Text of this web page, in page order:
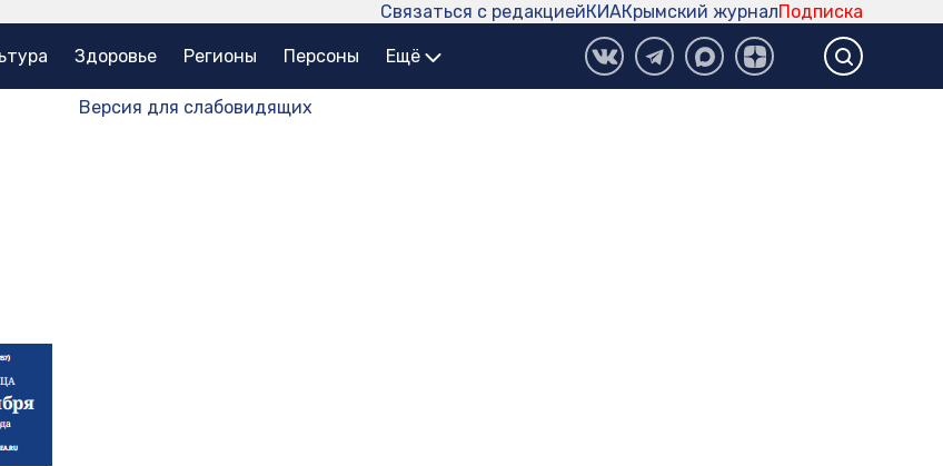
Подписка
Крымский журнал
КИА
Связаться с редакцией
Здоровье Регионы Персоны Ещё
Версия для слабовидящих